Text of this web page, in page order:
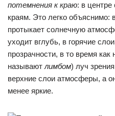
потемнения к краю: в
краям. Это легко объяснимо:
протыкает солнечную
уходит вглубь, в горячие
прозрачности, в то время как
называют лимбом) луч
верхние слои атмосферы, а
менее яркие.